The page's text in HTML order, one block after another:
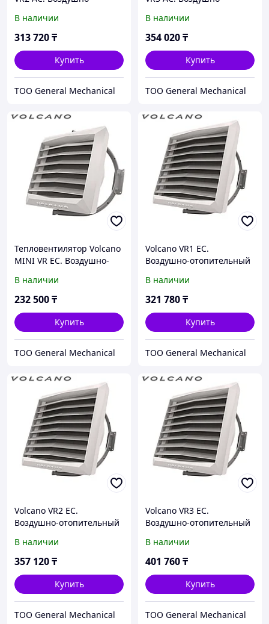
Volcano VR2 AC.
Тепловентилятор Вулкан
В наличии
313 720₸
Купить
ТОО General Mechanical
Volcano VR3 АС.
Тепловентилятор Вулкан
В наличии
354 020₸
Купить
ТОО General Mechanical
Тепловентилятор Volcano
MINI VR EC. Воздушно-
VOLCANO MINI EC.
В наличии
232 500₸
Купить
ТОО General Mechanical
Volcano VR1 EC.
Воздушно-отопительный
консоль в комплекте,
модель Volcano VR1 EC
В наличии
321 780₸
Купить
ТОО General Mechanical
Volcano VR2 EC.
Воздушно-отопительный
консоль в комплекте,
модель Volcano VR2 EC
В наличии
357 120₸
Купить
ТОО General Mechanical
Volcano VR3 EC.
Воздушно-отопительный
консоль в комплекте,
модель Volcano VR3 EC
В наличии
401 760₸
Купить
ТОО General Mechanical